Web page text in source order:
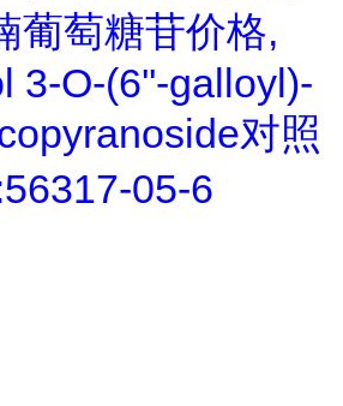
葡萄糖苷价格,
3-O-(6''-galloyl)-
对照
05-6